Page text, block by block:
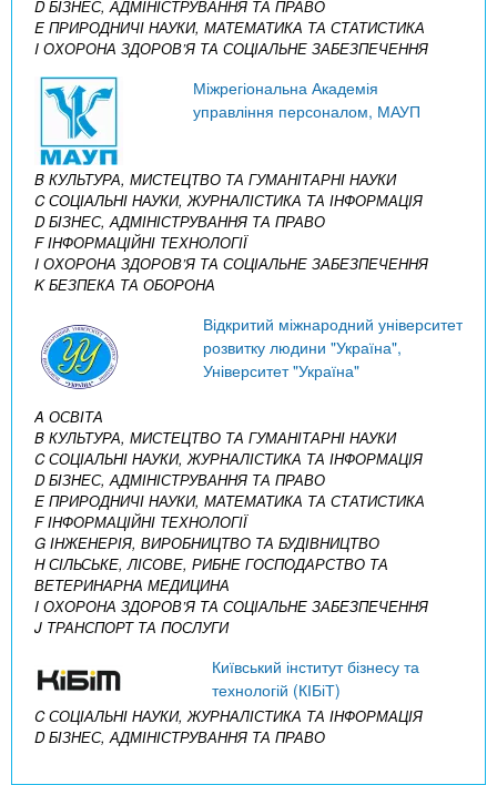
D БІЗНЕС, АДМІНІСТРУВАННЯ ТА ПРАВО
E ПРИРОДНИЧІ НАУКИ, МАТЕМАТИКА ТА СТАТИСТИКА
I ОХОРОНА ЗДОРОВ’Я ТА СОЦІАЛЬНЕ ЗАБЕЗПЕЧЕННЯ
Міжрегіональна Академія
управління персоналом, МАУП
B КУЛЬТУРА, МИСТЕЦТВО ТА ГУМАНІТАРНІ НАУКИ
C СОЦІАЛЬНІ НАУКИ, ЖУРНАЛІСТИКА ТА ІНФОРМАЦІЯ
D БІЗНЕС, АДМІНІСТРУВАННЯ ТА ПРАВО
F ІНФОРМАЦІЙНІ ТЕХНОЛОГІЇ
I ОХОРОНА ЗДОРОВ’Я ТА СОЦІАЛЬНЕ ЗАБЕЗПЕЧЕННЯ
K БЕЗПЕКА ТА ОБОРОНА
Відкритий міжнародний університет
розвитку людини "Україна",
Університет "Україна"
A ОСВІТА
B КУЛЬТУРА, МИСТЕЦТВО ТА ГУМАНІТАРНІ НАУКИ
C СОЦІАЛЬНІ НАУКИ, ЖУРНАЛІСТИКА ТА ІНФОРМАЦІЯ
D БІЗНЕС, АДМІНІСТРУВАННЯ ТА ПРАВО
E ПРИРОДНИЧІ НАУКИ, МАТЕМАТИКА ТА СТАТИСТИКА
F ІНФОРМАЦІЙНІ ТЕХНОЛОГІЇ
G ІНЖЕНЕРІЯ, ВИРОБНИЦТВО ТА БУДІВНИЦТВО
H СІЛЬСЬКЕ, ЛІСОВЕ, РИБНЕ ГОСПОДАРСТВО ТА
ВЕТЕРИНАРНА МЕДИЦИНА
I ОХОРОНА ЗДОРОВ’Я ТА СОЦІАЛЬНЕ ЗАБЕЗПЕЧЕННЯ
J ТРАНСПОРТ ТА ПОСЛУГИ
Київський інститут бізнесу та
технологій (КІБіТ)
C СОЦІАЛЬНІ НАУКИ, ЖУРНАЛІСТИКА ТА ІНФОРМАЦІЯ
D БІЗНЕС, АДМІНІСТРУВАННЯ ТА ПРАВО